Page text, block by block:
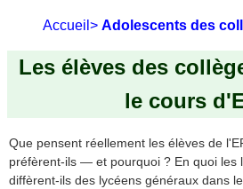
Accueil > Adolescents des
Les élèves des
le cours
Que pensent réellement les élèves de
préfèrent-ils — et pourquoi ? En quoi les
diffèrent-ils des lycéens généraux dans